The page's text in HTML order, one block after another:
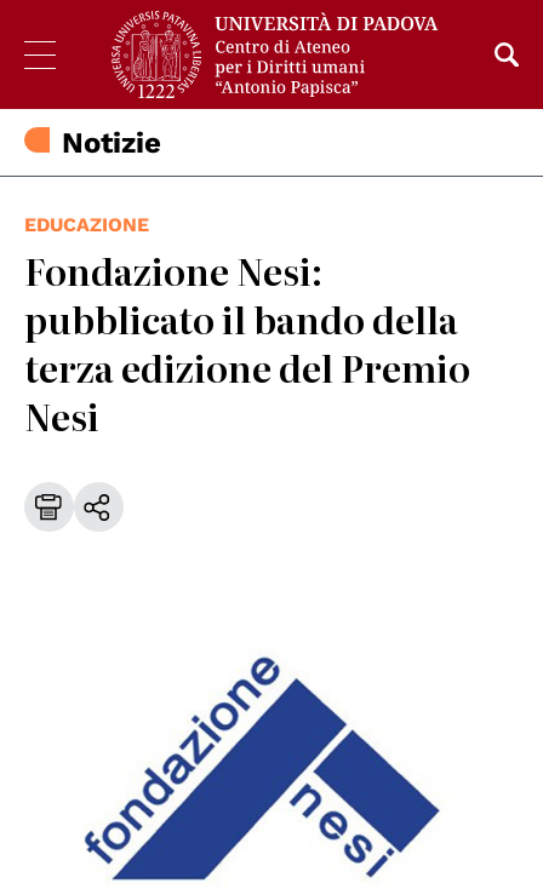
Notizie
EDUCAZIONE
Fondazione Nesi:
pubblicato il bando della
terza edizione del Premio
Nesi